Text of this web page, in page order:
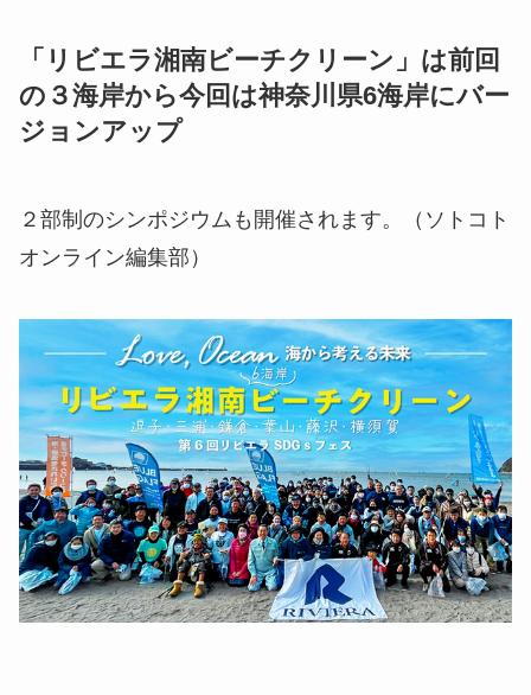
「リビエラ湘南ビーチクリーン」は前回
の３海岸から今回は神奈川県6海岸にバー
ジョンアップ
２部制のシンポジウムも開催されます。（ソトコト
オンライン編集部）